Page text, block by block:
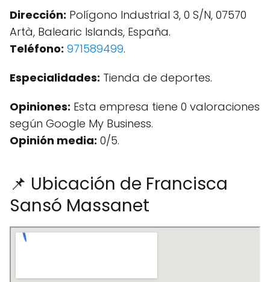
Dirección: Polígono Industrial 3, 0 S/N, 07570
Artà, Balearic Islands, España.
Teléfono: 971589499.
Especialidades: Tienda de deportes.
Opiniones: Esta empresa tiene 0 valoraciones
según Google My Business.
Opinión media: 0/5.
📌 Ubicación de Francisca
Sansó Massanet